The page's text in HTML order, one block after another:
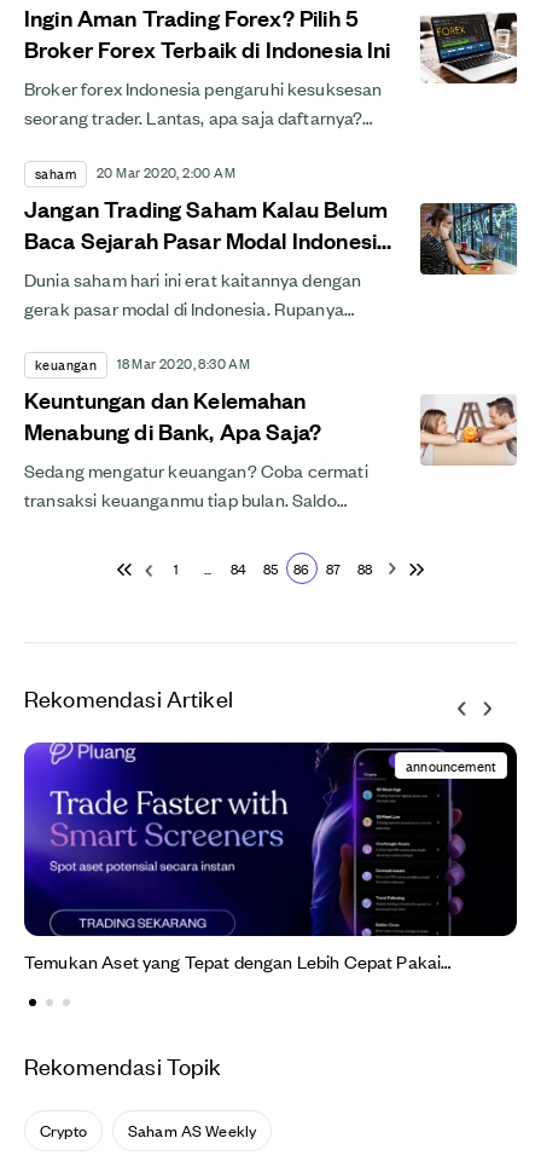
Ingin Aman Trading Forex? Pilih 5
Broker Forex Terbaik di Indonesia Ini
Broker forex Indonesia pengaruhi kesuksesan
seorang trader. Lantas, apa saja daftarnya?
saham 20 Mar 2020, 2:00 AM
Jangan Trading Saham Kalau Belum
Baca Sejarah Pasar Modal Indonesia
Ini!
Dunia saham hari ini erat kaitannya dengan
gerak pasar modal di Indonesia. Rupanya
hingga ke tarikh...
keuangan 18 Mar 2020, 8:30 AM
Keuntungan dan Kelemahan
Menabung di Bank, Apa Saja?
Sedang mengatur keuangan? Coba cermati
transaksi keuanganmu tiap bulan. Saldo
1 ... 84 85 86 87 88
Rekomendasi Artikel
announcement
Temukan Aset yang Tepat dengan Lebih Cepat Pakai
Screeners!
Rekomendasi Topik
Crypto Saham AS Weekly